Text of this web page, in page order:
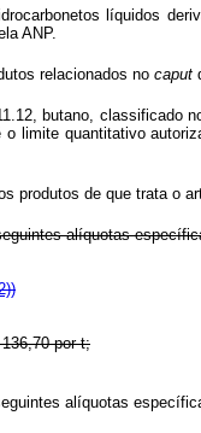
líquidos
ANP.
relacionados no caput
butano, classificado
o limite quantitativo
produtos de que trata o
alíquotas
por t;
seguintes alíquotas